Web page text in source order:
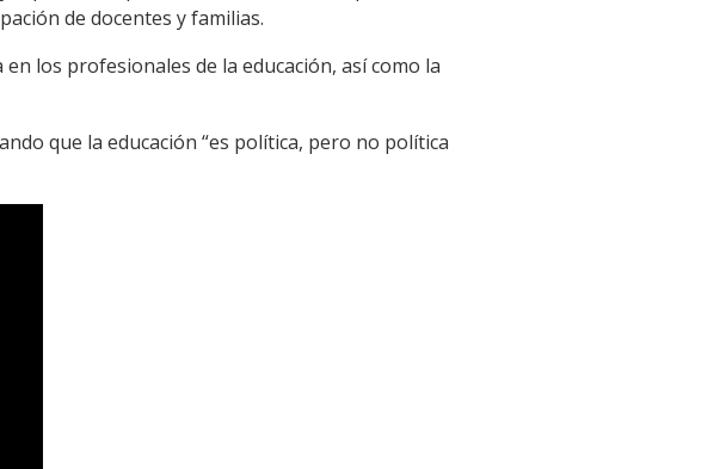
de docentes y familias.
los profesionales de la educación, así como la
que la educación “es política, pero no política